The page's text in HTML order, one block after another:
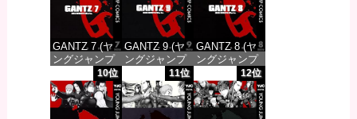
GANTZ 7 (ヤ
ングジャンプ
コミックス
DIGITAL)
価格：¥100
GANTZ 9 (ヤ
ングジャンプ
コミックス
DIGITAL)
価格：¥100
GANTZ 8 (ヤ
ングジャンプ
コミックス
DIGITAL)
価格：¥100
10位 11位 12位